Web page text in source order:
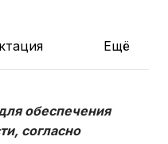
Ещё
обеспечения
согласно